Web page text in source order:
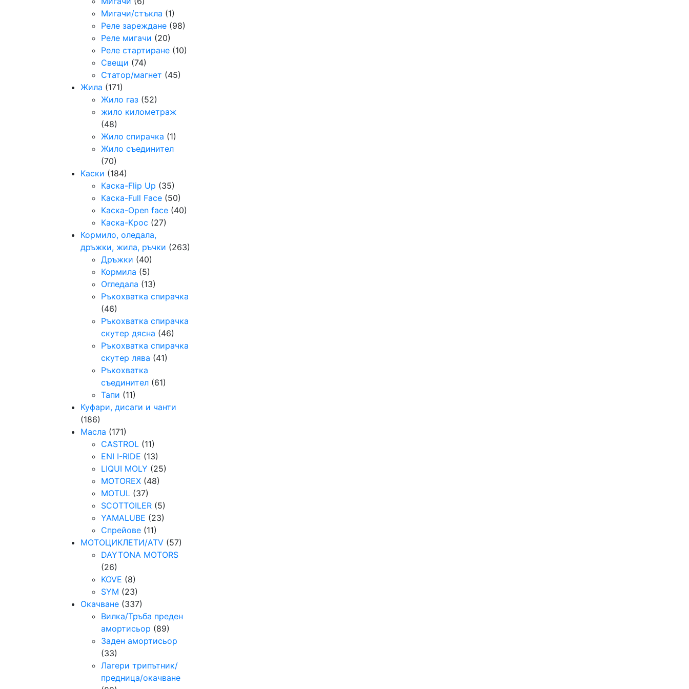
Мигачи/стъкла (1)
Реле зареждане (98)
Реле мигачи (20)
Реле стартиране (10)
Свещи (74)
Статор/магнет (45)
Жила (171)
Жило газ (52)
жило километраж
(48)
Жило спирачка (1)
Жило съединител
(70)
Каски (184)
Каска-Flip Up (35)
Каска-Full Face (50)
Каска-Open face (40)
Каска-Крос (27)
Кормило, оледала,
дръжки, жила, ръчки (263)
Дръжки (40)
Кормила (5)
Огледала (13)
Ръкохватка спирачка
(46)
Ръкохватка спирачка
скутер дясна (46)
Ръкохватка спирачка
скутер лява (41)
Ръкохватка
съединител (61)
Тапи (11)
Куфари, дисаги и чанти
(186)
Масла (171)
CASTROL (11)
ENI I-RIDE (13)
LIQUI MOLY (25)
MOTOREX (48)
MOTUL (37)
SCOTTOILER (5)
YAMALUBE (23)
Спрейове (11)
МОТОЦИКЛЕТИ/ATV (57)
DAYTONA MOTORS
(26)
KOVE (8)
SYM (23)
Окачване (337)
Вилка/Тръба преден
амортисьор (89)
Заден амортисьор
(33)
Лагери трипътник/
предница/окачване